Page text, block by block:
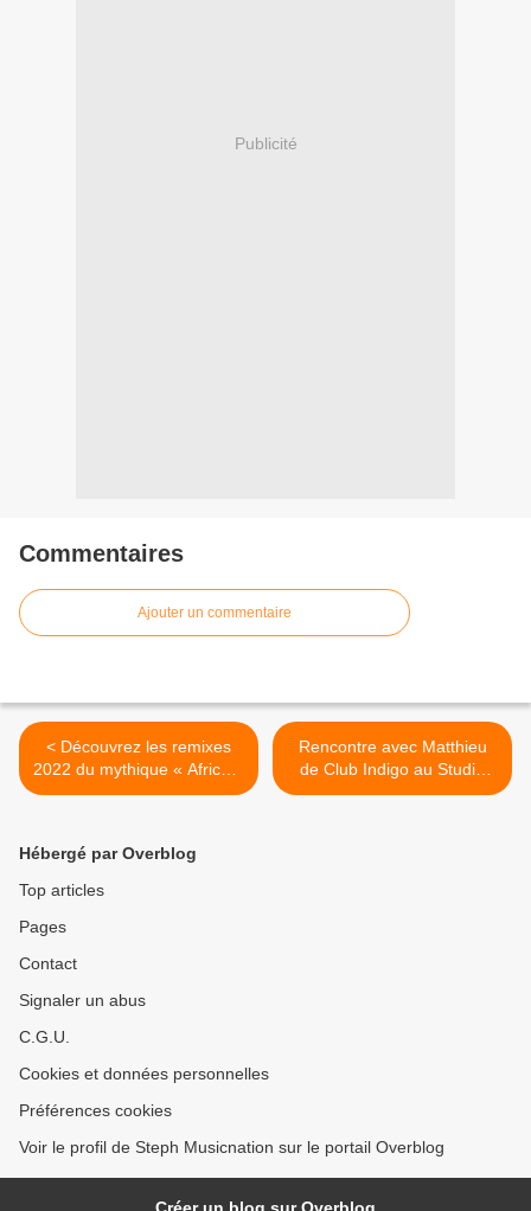
Publicité
Commentaires
Ajouter un commentaire
< Découvrez les remixes
2022 du mythique « Africa »
de Rose Laurens !
Rencontre avec Matthieu
de Club Indigo au Studio
Luna Rossa à l’occasion de
Hébergé par Overblog
Top articles
Pages
Contact
Signaler un abus
C.G.U.
Cookies et données personnelles
Préférences cookies
Voir le profil de Steph Musicnation sur le portail Overblog